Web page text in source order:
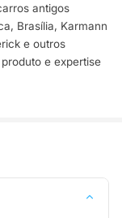
antigos
Brasília, Karmann
e outros
e expertise